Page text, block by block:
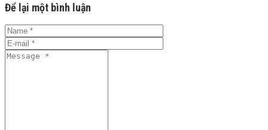
Để lại một bình luận